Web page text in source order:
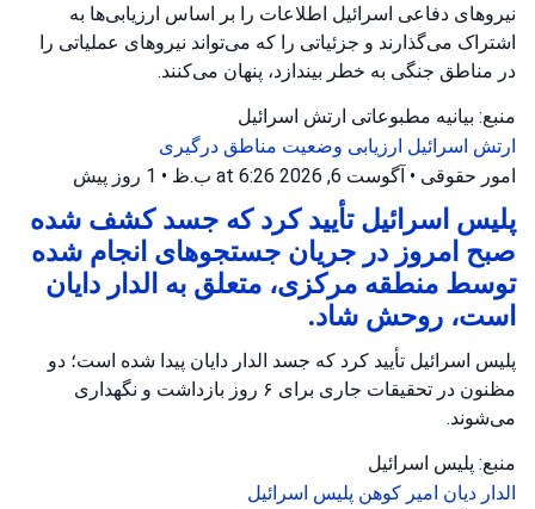
نیروهای دفاعی اسرائیل اطلاعات را بر اساس ارزیابی‌ها به
اشتراک می‌گذارند و جزئیاتی را که می‌تواند نیروهای عملیاتی را
در مناطق جنگی به خطر بیندازد، پنهان می‌کنند.
منبع: بیانیه مطبوعاتی ارتش اسرائیل
ارتش اسرائیل ارزیابی وضعیت مناطق درگیری
امور حقوقی • آگوست 6, 2026 at 6:26 ب.ظ • 1 روز پیش
پلیس اسرائیل تأیید کرد که جسد کشف شده
صبح امروز در جریان جستجوهای انجام شده
توسط منطقه مرکزی، متعلق به الدار دایان
است، روحش شاد.
پلیس اسرائیل تأیید کرد که جسد الدار دایان پیدا شده است؛ دو
مظنون در تحقیقات جاری برای ۶ روز بازداشت و نگهداری
می‌شوند.
منبع: پلیس اسرائیل
الدار دیان امیر کوهن پلیس اسرائیل